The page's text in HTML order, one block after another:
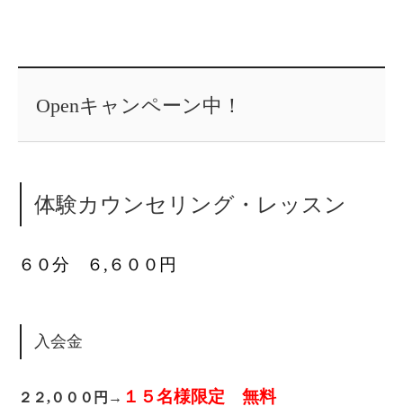
Openキャンペーン中！
体験カウンセリング・レッスン
６０分 ６,６００円
入会金
２２,０００円→ １５名様限定 無料